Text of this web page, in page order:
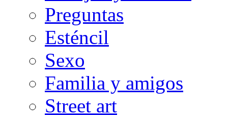
Preguntas
Esténcil
Sexo
Familia y amigos
Street art